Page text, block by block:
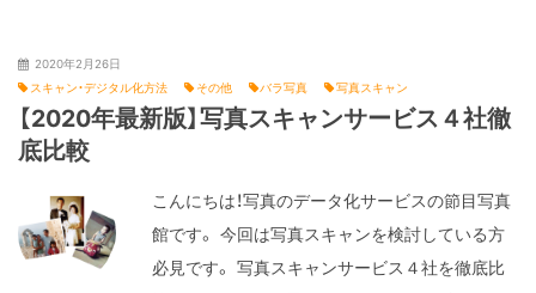
2020年2月26日
スキャン・デジタル化方法
その他 バラ写真 写真スキャン
【2020年最新版】写真スキャンサービス４社徹
底比較
こんにちは！写真のデータ化サービスの節目写真
館です。 今回は写真スキャンを検討している方
必見です。 写真スキャンサービス４社を徹底比